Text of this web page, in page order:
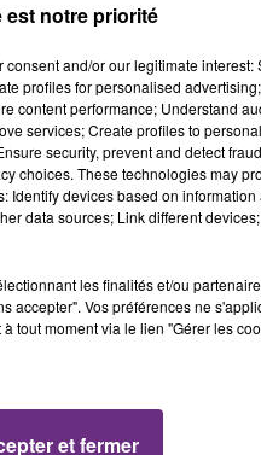
est notre priorité
and/or our legitimate interest:
profiles for personalised
content performance; Understand
services; Create profiles to
security, prevent and detect
choices. These technologies may
Identify devices based on information
data sources; Link different
les finalités et/ou
accepter". Vos préférences ne
tout moment via le lien "Gérer les
et fermer